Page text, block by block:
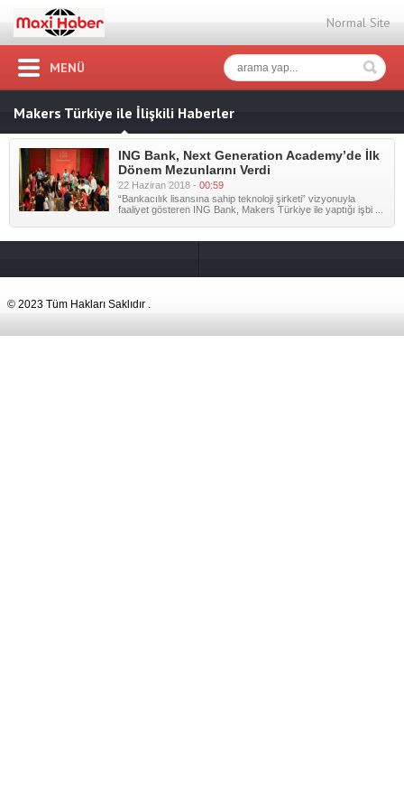
Normal Site
MENÜ
Makers Türkiye ile İlişkili Haberler
ING Bank, Next Generation Academy’de İlk
Dönem Mezunlarını Verdi
22 Haziran 2018 - 00:59
“Bankacılık lisansına sahip teknoloji şirketi” vizyonuyla
faaliyet gösteren ING Bank, Makers Türkiye ile yaptığı işbi ...
© 2023 Tüm Hakları Saklıdır .